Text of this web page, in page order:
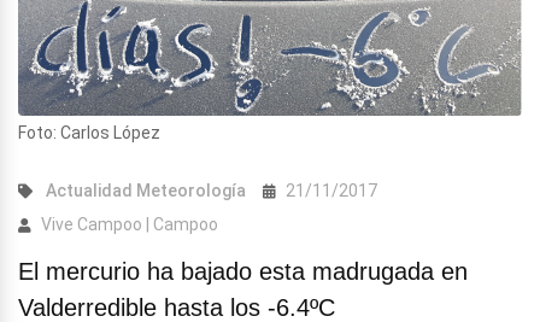
Foto: Carlos López
Actualidad Meteorología
21/11/2017
Vive Campoo | Campoo
El mercurio ha bajado esta madrugada en
Valderredible hasta los -6.4ºC